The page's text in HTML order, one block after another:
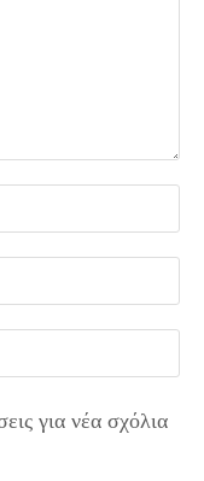
για νέα σχόλια